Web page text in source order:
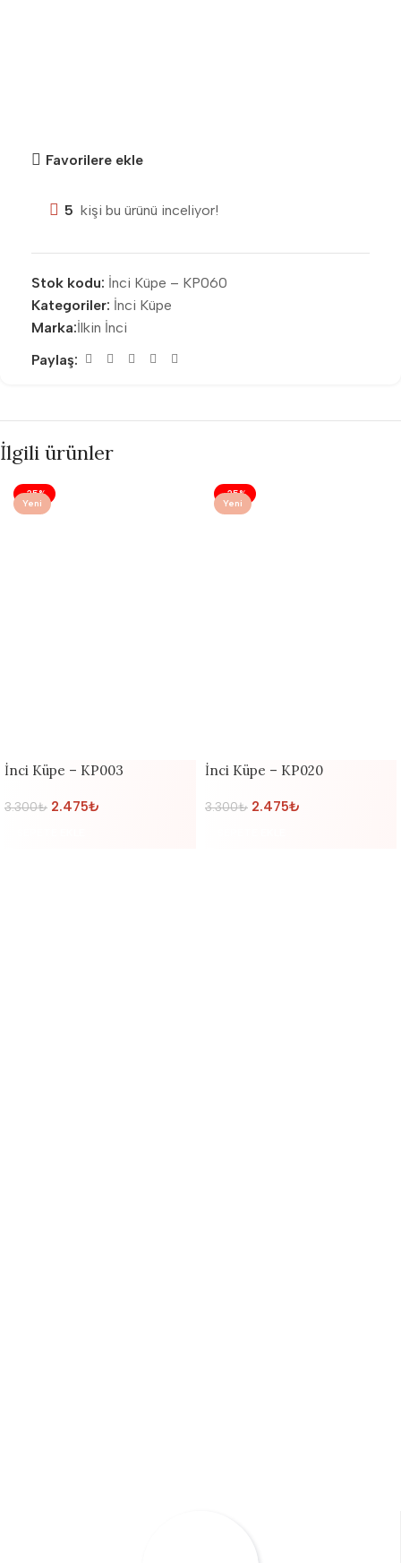
Favorilere ekle
5 kişi bu ürünü inceliyor!
Stok kodu: İnci Küpe – KP060
Kategoriler: İnci Küpe
Marka:İlkin İnci
Paylaş:
İlgili ürünler
-25%
Yeni
İnci Küpe – KP003
3.300₺ 2.475₺
-25%
Yeni
İnci Küpe – KP020
3.300₺ 2.475₺